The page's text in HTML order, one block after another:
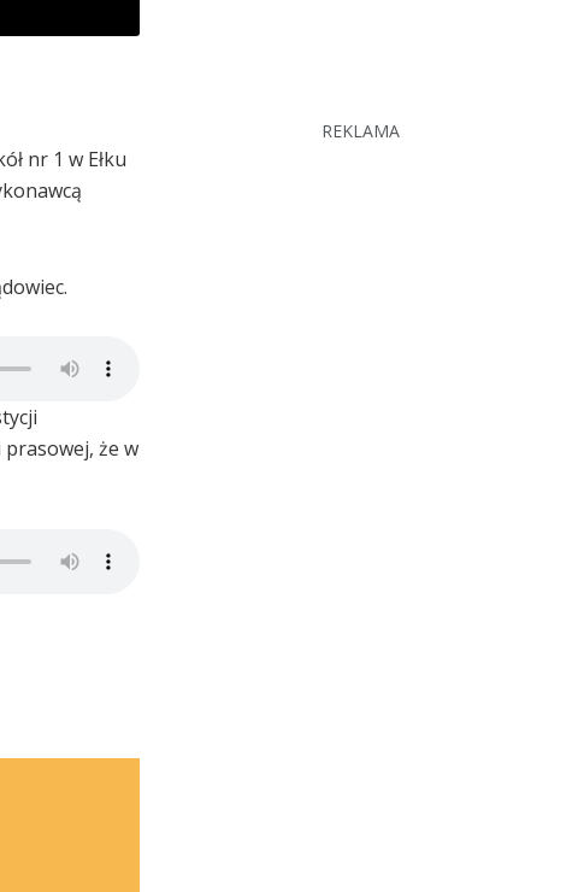
nr 1 w Ełku
że w
REKLAMA